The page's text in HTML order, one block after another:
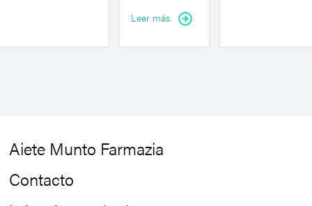
Leer más
Aiete Munto Farmazia
Contacto